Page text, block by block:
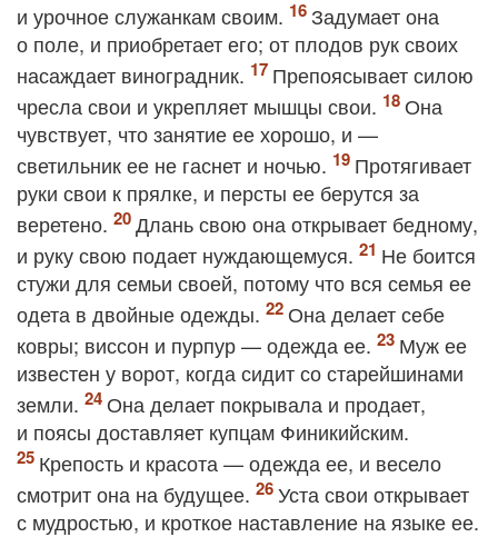
и урочное служанкам своим.
Задумает она
о поле, и приобретает его; от плодов рук своих
насаждает виноградник.
Препоясывает силою
чресла свои и укрепляет мышцы свои.
Она
чувствует, что занятие ее хорошо, и —
светильник ее не гаснет и ночью.
Протягивает
руки свои к прялке, и персты ее берутся за
веретено.
Длань свою она открывает бедному,
и руку свою подает нуждающемуся.
Не боится
стужи для семьи своей, потому что вся семья ее
одета в двойные одежды.
Она делает себе
ковры; виссон и пурпур — одежда ее.
Муж ее
известен у ворот, когда сидит со старейшинами
земли.
Она делает покрывала и продает,
и поясы доставляет купцам Финикийским.
Крепость и красота — одежда ее, и весело
смотрит она на будущее.
Уста свои открывает
с мудростью, и кроткое наставление на языке ее.